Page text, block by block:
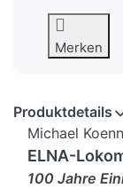
Merken
Produktdetails
Michael
ELNA-
100 Jahre